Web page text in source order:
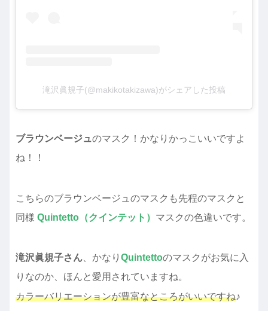
滝沢眞規子(@makikotakizawa)がシェアした投稿
ブラウンベージュのマスク！かなりかっこいいですよ
ね！！
こちらのブラウンベージュのマスクも先程のマスクと
同様 Quintetto（クインテット） マスクの色違いです。
滝沢眞規子さん 、かなり Quintettoのマスクがお気に入
りなのか、ほんと愛用されていますね。
カラーバリエーションが豊富なところがいいですね♪